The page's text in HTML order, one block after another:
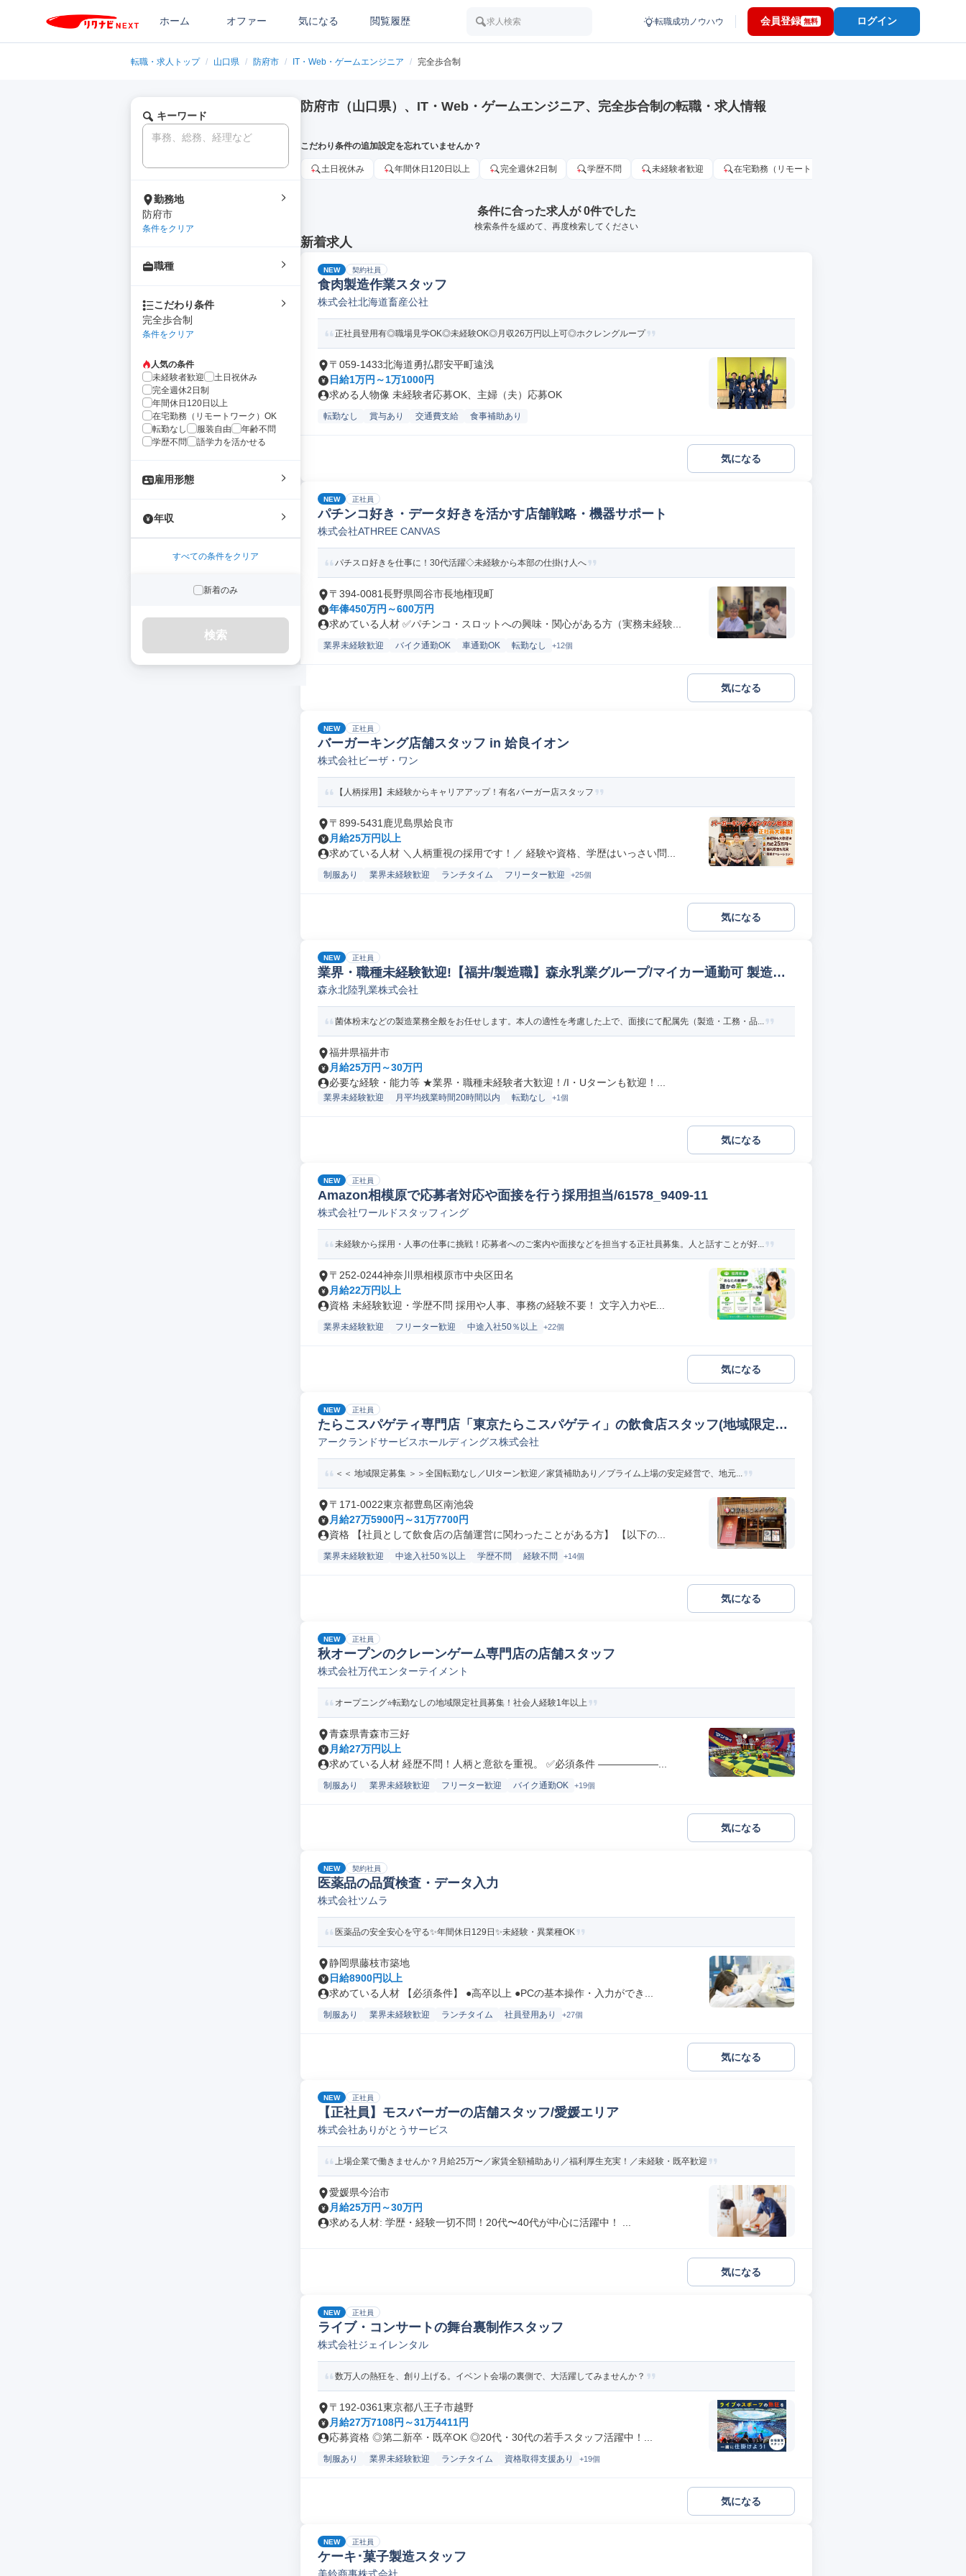
ホーム オファー 気になる 閲覧履歴 求人検索 転職成功ノウハウ 会員登録 無料 ログイン
転職・求人トップ / 山口県 / 防府市 / IT・Web・ゲームエンジニア / 完全歩合制
キーワード
勤務地
防府市
条件をクリア
職種
こだわり条件
完全歩合制
条件をクリア
人気の条件
未経験者歓迎
土日祝休み
完全週休2日制
年間休日120日以上
在宅勤務（リモートワーク）OK
転勤なし
服装自由
年齢不問
学歴不問
語学力を活かせる
雇用形態
年収
すべての条件をクリア
新着のみ
検索
防府市（山口県）、IT・Web・ゲームエンジニア、完全歩合制の転職・求人情報
こだわり条件の追加設定を忘れていませんか？
土日祝休み 年間休日120日以上 完全週休2日制 学歴不問 未経験者歓迎 在宅勤務（リモートワーク）OK
条件に合った求人が 0件でした
検索条件を緩めて、再度検索してください
新着求人
NEW 契約社員
食肉製造作業スタッフ
株式会社北海道畜産公社
正社員登用有◎職場見学OK◎未経験OK◎月収26万円以上可◎ホクレングループ
〒059-1433北海道勇払郡安平町遠浅
日給1万円～1万1000円
求める人物像 未経験者応募OK、主婦（夫）応募OK
転勤なし 賞与あり 交通費支給 食事補助あり
気になる
NEW 正社員
パチンコ好き・データ好きを活かす店舗戦略・機器サポート
株式会社ATHREE CANVAS
パチスロ好きを仕事に！30代活躍◇未経験から本部の仕掛け人へ
〒394-0081長野県岡谷市長地権現町
年俸450万円～600万円
求めている人材 ✅パチンコ・スロットへの興味・関心がある方（実務未経験...
業界未経験歓迎 バイク通勤OK 車通勤OK 転勤なし +12個
気になる
NEW 正社員
バーガーキング店舗スタッフ in 姶良イオン
株式会社ビーザ・ワン
【人柄採用】未経験からキャリアアップ！有名バーガー店スタッフ
〒899-5431鹿児島県姶良市
月給25万円以上
求めている人材 ＼人柄重視の採用です！／ 経験や資格、学歴はいっさい問...
制服あり 業界未経験歓迎 ランチタイム フリーター歓迎 +25個
気になる
NEW 正社員
業界・職種未経験歓迎!【福井/製造職】森永乳業グループ/マイカー通勤可 製造オ
ペレーター/ラインマネージャー(食品/飲料/たばこ)
森永北陸乳業株式会社
菌体粉末などの製造業務全般をお任せします。本人の適性を考慮した上で、面接にて配属先（製造・工務・品...
福井県福井市
月給25万円～30万円
必要な経験・能力等 ★業界・職種未経験者大歓迎！/I・Uターンも歓迎！...
業界未経験歓迎 月平均残業時間20時間以内 転勤なし +1個
気になる
NEW 正社員
Amazon相模原で応募者対応や面接を行う採用担当/61578_9409-11
株式会社ワールドスタッフィング
未経験から採用・人事の仕事に挑戦！応募者へのご案内や面接などを担当する正社員募集。人と話すことが好...
〒252-0244神奈川県相模原市中央区田名
月給22万円以上
資格 未経験歓迎・学歴不問 採用や人事、事務の経験不要！ 文字入力やE...
業界未経験歓迎 フリーター歓迎 中途入社50％以上 +22個
気になる
NEW 正社員
たらこスパゲティ専門店「東京たらこスパゲティ」の飲食店スタッフ(地域限定社
員/転勤なし)
アークランドサービスホールディングス株式会社
＜＜ 地域限定募集 ＞＞全国転勤なし／UIターン歓迎／家賃補助あり／プライム上場の安定経営で、地元...
〒171-0022東京都豊島区南池袋
月給27万5900円～31万7700円
資格 【社員として飲食店の店舗運営に関わったことがある方】 【以下の...
業界未経験歓迎 中途入社50％以上 学歴不問 経験不問 +14個
気になる
NEW 正社員
秋オープンのクレーンゲーム専門店の店舗スタッフ
株式会社万代エンターテイメント
オープニング⭐転勤なしの地域限定社員募集！社会人経験1年以上
青森県青森市三好
月給27万円以上
求めている人材 経歴不問！人柄と意欲を重視。 ✅必須条件 ――――――...
制服あり 業界未経験歓迎 フリーター歓迎 バイク通勤OK +19個
気になる
NEW 契約社員
医薬品の品質検査・データ入力
株式会社ツムラ
医薬品の安全安心を守る✨年間休日129日✨未経験・異業種OK
静岡県藤枝市築地
日給8900円以上
求めている人材 【必須条件】 ●高卒以上 ●PCの基本操作・入力ができ...
制服あり 業界未経験歓迎 ランチタイム 社員登用あり +27個
気になる
NEW 正社員
【正社員】モスバーガーの店舗スタッフ/愛媛エリア
株式会社ありがとうサービス
上場企業で働きませんか？月給25万〜／家賃全額補助あり／福利厚生充実！／未経験・既卒歓迎
愛媛県今治市
月給25万円～30万円
求める人材: 学歴・経験一切不問！20代〜40代が中心に活躍中！ ...
気になる
NEW 正社員
ライブ・コンサートの舞台裏制作スタッフ
株式会社ジェイレンタル
数万人の熱狂を、創り上げる。イベント会場の裏側で、大活躍してみませんか？
〒192-0361東京都八王子市越野
月給27万7108円～31万4411円
応募資格 ◎第二新卒・既卒OK ◎20代・30代の若手スタッフ活躍中！...
制服あり 業界未経験歓迎 ランチタイム 資格取得支援あり +19個
気になる
NEW 正社員
ケーキ･菓子製造スタッフ